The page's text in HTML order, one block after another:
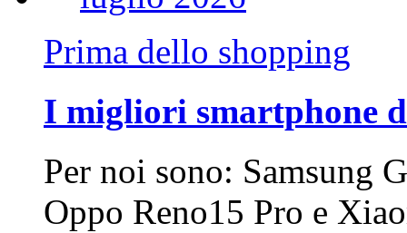
Prima dello shopping
I migliori smartphone
Per noi sono: Samsung
Oppo Reno15 Pro e